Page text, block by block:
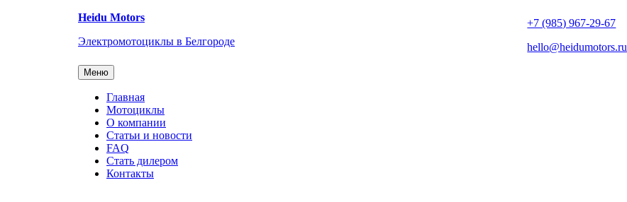
Heidu Motors
Электромотоциклы в Белгороде
+7 (985) 967-29-67
hello@heidumotors.ru
Меню
Главная
Мотоциклы
О компании
Статьи и новости
FAQ
Стать дилером
Контакты